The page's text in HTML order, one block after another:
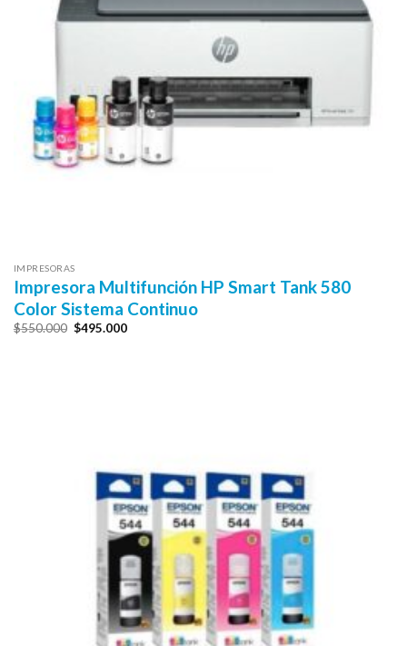
IMPRESORAS
Impresora Multifunción HP Smart Tank 580
Color Sistema Continuo
$550.000 El
$495.000El